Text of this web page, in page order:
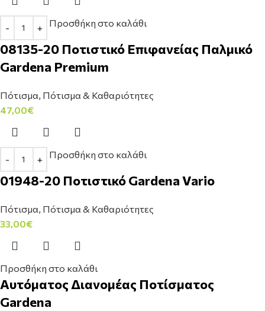
Προσθήκη στο καλάθι
08135-20 Ποτιστικό Επιφανείας Παλμικό
Gardena Premium
Πότισμα, Πότισμα & Καθαριότητες
47,00€
Προσθήκη στο καλάθι
01948-20 Ποτιστικό Gardena Vario
Πότισμα, Πότισμα & Καθαριότητες
33,00€
Προσθήκη στο καλάθι
Αυτόματος Διανομέας Ποτίσματος
Gardena